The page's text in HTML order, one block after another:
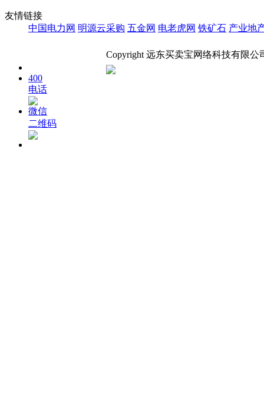
友情链接
中国电力网 明源云采购 五金网 电老虎网 铁矿石 产业地
Copyright 远东买卖宝网络科技有限公
400
电话
微信
二维码